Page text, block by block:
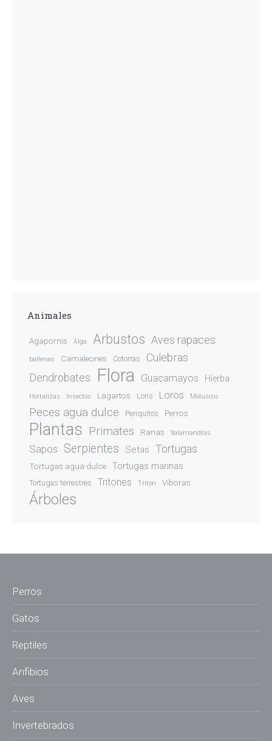
Animales
Agapornis Alga Arbustos Aves rapaces
ballenas Camaleones Cotorras Culebras
Dendrobates Flora Guacamayos Hierba
Hortalizas Insectos Lagartos Loris Loros Moluscos
Peces agua dulce Periquitos Perros
Plantas Primates Ranas Salamandras
Sapos Serpientes Setas Tortugas
Tortugas agua dulce Tortugas marinas
Tortugas terrestres Tritones Tritón Víboras
Árboles
Perros
Gatos
Reptiles
Anfibios
Aves
Invertebrados